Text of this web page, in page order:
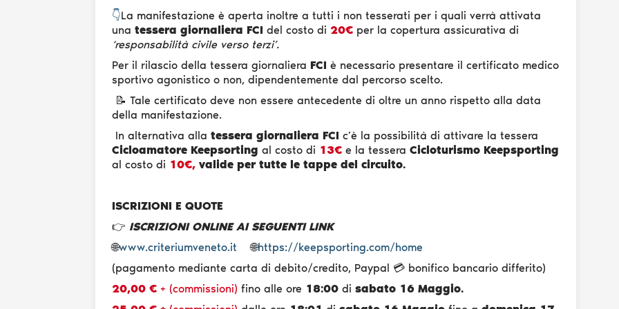
👇La manifestazione è aperta inoltre a tutti i non tesserati per i quali verrà attivata
una tessera giornaliera FCI del costo di 20€ per la copertura assicurativa di
‘responsabilità civile verso terzi’.
Per il rilascio della tessera giornaliera FCI è necessario presentare il certificato medico
sportivo agonistico o non, dipendentemente dal percorso scelto.
📝 Tale certificato deve non essere antecedente di oltre un anno rispetto alla data
della manifestazione.
In alternativa alla tessera giornaliera FCI c’è la possibilità di attivare la tessera
Cicloamatore Keepsorting al costo di 13€ e la tessera Cicloturismo Keepsporting
al costo di 10€, valide per tutte le tappe del circuito.
ISCRIZIONI E QUOTE
👉 ISCRIZIONI ONLINE AI SEGUENTI LINK
🌐www.criteriumveneto.it 🌐https://keepsporting.com/home
(pagamento mediante carta di debito/credito, Paypal 💳 bonifico bancario differito)
20,00 € + (commissioni) fino alle ore 18:00 di sabato 16 Maggio.